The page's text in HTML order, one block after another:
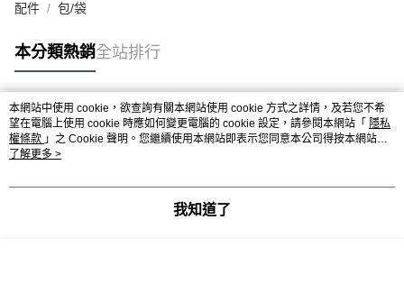
配件 包/袋
本分類熱銷全站排行
熱門標籤
本網站中使用 cookie，欲查詢有關本網站使用 cookie 方式之詳情，及若您不希
望在電腦上使用 cookie 時應如何變更電腦的 cookie 設定，請參閱本網站「 隱私
權條款 」之 Cookie 聲明。您繼續使用本網站即表示您同意本公司得按本網站使
用條款之 Cookie 聲明使用 cookie。
了解更多 >
我知道了